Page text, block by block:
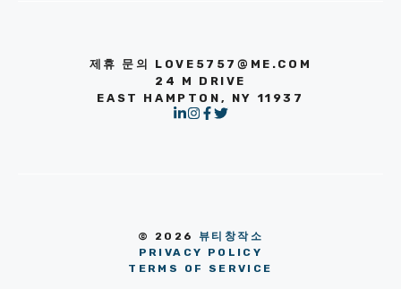
제휴 문의 LOVE5757@ME.COM
24 M DRIVE
EAST HAMPTON, NY 11937
© 2026 뷰티창작소
PRIVACY POLICY
TERMS OF SERVICE